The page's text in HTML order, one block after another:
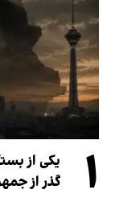
۱
یکی از
گذر از